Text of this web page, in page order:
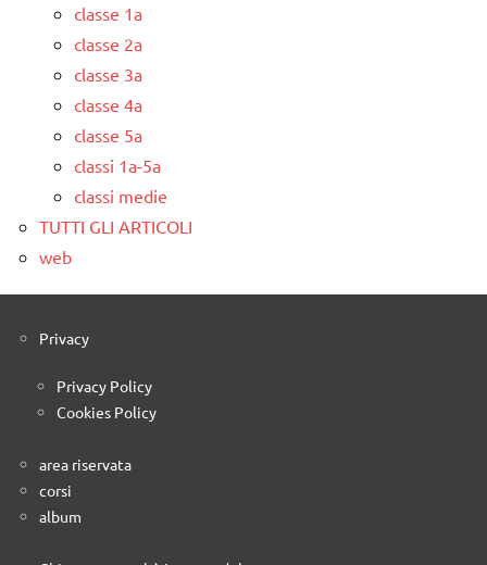
classe 1a
classe 2a
classe 3a
classe 4a
classe 5a
classi 1a-5a
classi medie
TUTTI GLI ARTICOLI
web
Privacy
Privacy Policy
Cookies Policy
area riservata
corsi
album